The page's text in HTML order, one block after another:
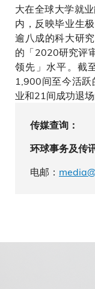
大在全球大学就
内，反映毕业生
逾八成的科大研
的「2020研究评
领先」水平。截
1,900间至今活
业和21间成功退
传媒查询：
环球事务及传
电邮：